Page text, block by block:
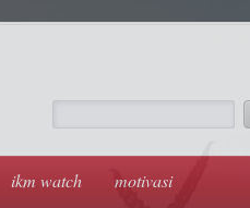
ikm watch motivasi